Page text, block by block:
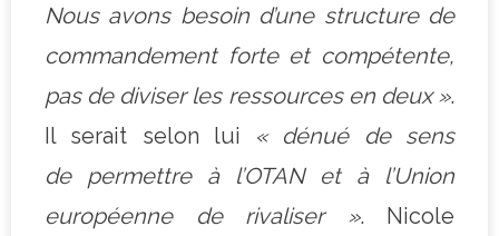
Nous avons besoin d’une structure de
commandement forte et compétente,
pas de diviser les ressources en deux ».
Il serait selon lui « dénué de sens
de permettre à l’OTAN et à l’Union
européenne de rivaliser ». Nicole